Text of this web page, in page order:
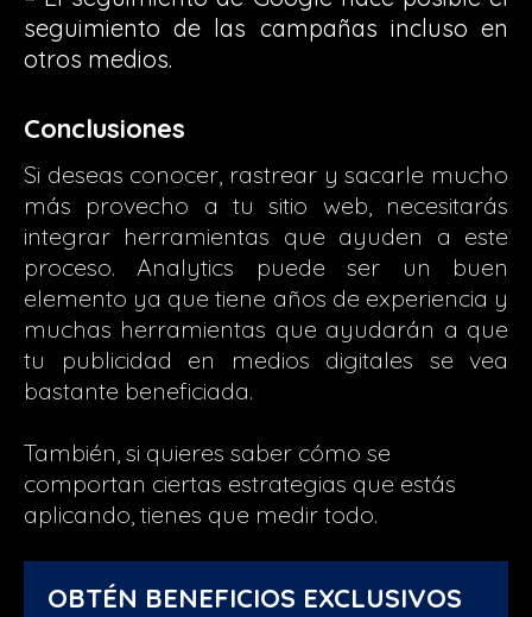
seguimiento de las campañas incluso en
otros medios.
Conclusiones
Si deseas conocer, rastrear y sacarle mucho
más provecho a tu sitio web, necesitarás
integrar herramientas que ayuden a este
proceso. Analytics puede ser un buen
elemento ya que tiene años de experiencia y
muchas herramientas que ayudarán a que
tu publicidad en medios digitales se vea
bastante beneficiada.
También, si quieres saber cómo se
comportan ciertas estrategias que estás
aplicando, tienes que medir todo.
OBTÉN BENEFICIOS EXCLUSIVOS